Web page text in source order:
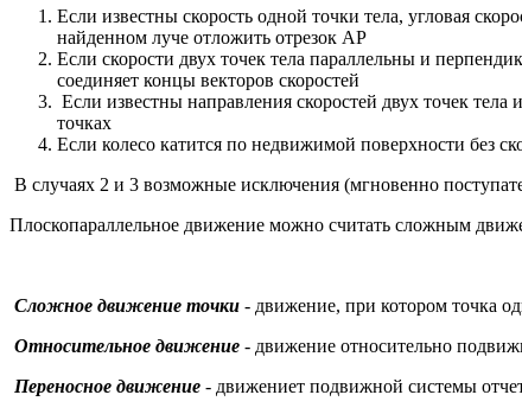
Если известны скорость одной точки тела, угловая
найденном луче отложить отрезок АР
Если скорости двух точек тела параллельны и
соединяет концы векторов скоростей
Если известны направления скоростей двух точек
точках
Если колесо катится по недвижимой поверхности без
В случаях 2 и 3 возможные исключения (мгновенно
Плоскопараллельное движение можно считать сложным
Сложное движение точки - движение, при котором точка
Относительное движение - движение относительно
Переносное движение - движениет подвижной системы